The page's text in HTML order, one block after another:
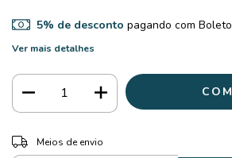
5% de desconto pagando com Boleto
Ver mais detalhes
Entregas para o CEP:
Meios de envio